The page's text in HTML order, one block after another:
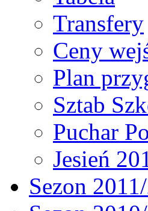
Transfery
Ceny
Plan
Sztab
Puchar
Jesień
Sezon